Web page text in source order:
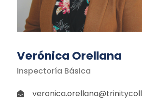
Verónica Orellana
Inspectoría Básica